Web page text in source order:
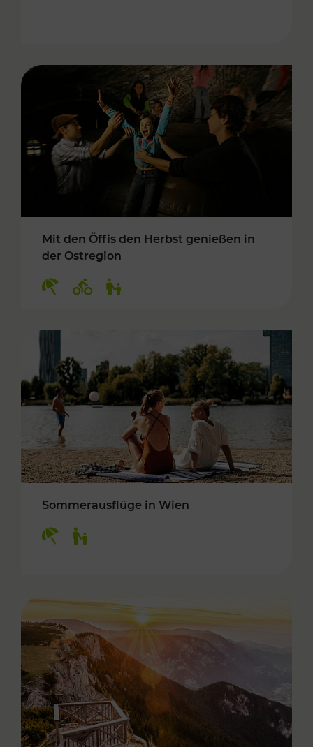
Mit den Öffis den Herbst genießen in
der Ostregion
Sommerausflüge in Wien